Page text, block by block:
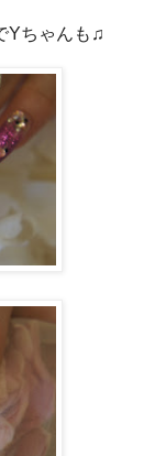
Yちゃんも♫